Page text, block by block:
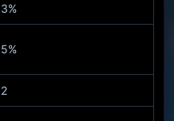
3%
5%
2